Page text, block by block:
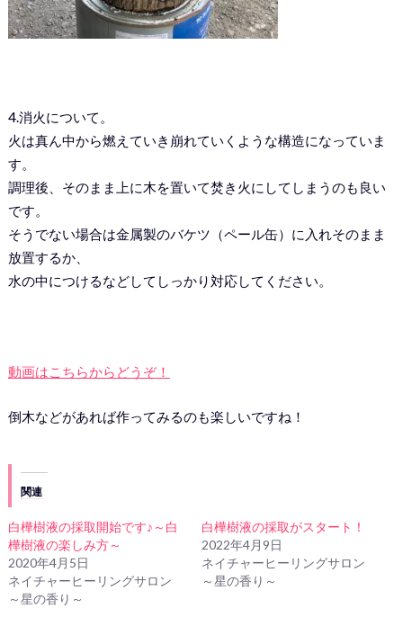
4.消火について。
火は真ん中から燃えていき崩れていくような構造になっていま
す。
調理後、そのまま上に木を置いて焚き火にしてしまうのも良い
です。
そうでない場合は金属製のバケツ（ペール缶）に入れそのまま
放置するか、
水の中につけるなどしてしっかり対応してください。
動画はこちらからどうぞ！
倒木などがあれば作ってみるのも楽しいですね！
関連
白樺樹液の採取開始です♪～白
樺樹液の楽しみ方～
2020年4月5日
ネイチャーヒーリングサロン
～星の香り～
白樺樹液の採取がスタート！
2022年4月9日
ネイチャーヒーリングサロン
～星の香り～